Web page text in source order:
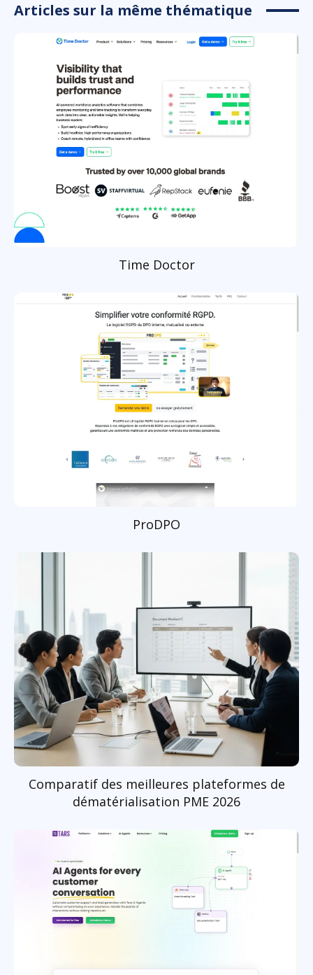
Articles sur la même thématique
Time Doctor
ProDPO
Comparatif des meilleures plateformes de
dématérialisation PME 2026